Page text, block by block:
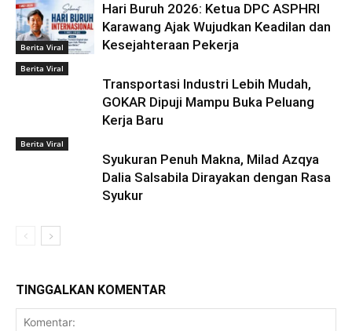
Berita Viral
Hari Buruh 2026: Ketua DPC ASPHRI
Karawang Ajak Wujudkan Keadilan dan
Kesejahteraan Pekerja
Berita Viral
Transportasi Industri Lebih Mudah,
GOKAR Dipuji Mampu Buka Peluang
Kerja Baru
Berita Viral
Syukuran Penuh Makna, Milad Azqya
Dalia Salsabila Dirayakan dengan Rasa
Syukur
TINGGALKAN KOMENTAR